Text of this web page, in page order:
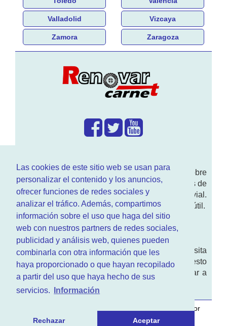
Las cookies de este sitio web se usan para
personalizar el contenido y los anuncios,
ofrecer funciones de redes sociales y
analizar el tráfico. Además, compartimos
información sobre el uso que haga del sitio
web con nuestros partners de redes sociales,
publicidad y análisis web, quienes pueden
combinarla con otra información que les
haya proporcionado o que hayan recopilado
a partir del uso que haya hecho de sus
servicios.
Información
Rechazar Aceptar
Valladolid Vizcaya
Zamora Zaragoza
Enwww.RenovarCarnet.comTe contamos sobre
larenovación del permisode conducir, noticias de
actualidad motor y sobre todo seguridad vial.
Ademas tenemos todo tipo de información DGT útil.
¿Quienes somos?
Quieres saber quien mantiene la pagina, visita
nuestrasección de contacto. Aquí tienes nuesto
aviso legal
. Basicamente no queremos engañar a
nadie.
por
.